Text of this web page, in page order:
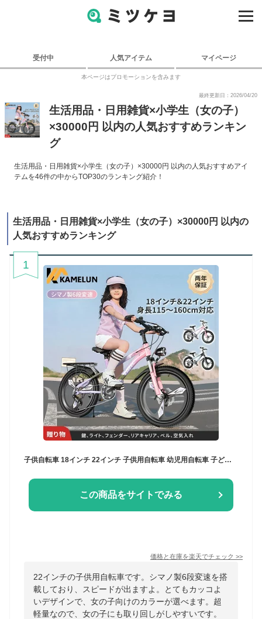
受付中 人気アイテム マイページ
本ページはプロモーションを含みます
最終更新日：2026/04/20
生活用品・日用雑貨×小学生（女の子）
×30000円 以内の人気おすすめランキン
グ
生活用品・日用雑貨×小学生（女の子）×30000円 以内の人気おすすめアイ
テムを46件の中からTOP30のランキング紹介！
生活用品・日用雑貨×小学生（女の子）×30000円 以内の
人気おすすめランキング
1
子供自転車 18インチ 22インチ 子供用自転車 幼児用自転車 子ども用自転車 子供 キッズ ジュニア 自転車 シマノ製 6段変速 こども自転車 超軽量 児童自転車 男の子 女の子 ベビー自転車 通学 おすすめ ピンク 【二年保証】
この商品をサイトでみる
価格と在庫を楽天でチェック >>
22インチの子供用自転車です。シマノ製6段変速を搭
載しており、スピードが出ますよ。とてもカッコよ
いデザインで、女の子向けのカラーが選べます。超
軽量なので、女の子にも取り回しがしやすいです。